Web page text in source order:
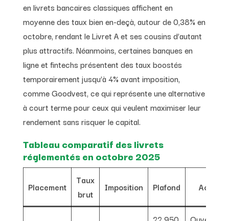
en livrets bancaires classiques affichent en
moyenne des taux bien en-deçà, autour de 0,38% en
octobre, rendant le Livret A et ses cousins d’autant
plus attractifs. Néanmoins, certaines banques en
ligne et fintechs présentent des taux boostés
temporairement jusqu’à 4% avant imposition,
comme Goodvest, ce qui représente une alternative
à court terme pour ceux qui veulent maximiser leur
rendement sans risquer le capital.
Tableau comparatif des livrets
réglementés en octobre 2025
Placement
Taux
brut
Imposition Plafond Accès